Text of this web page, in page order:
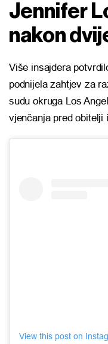
Jennifer
nakon
Više insajdera
podnijela zahtjev za
sudu okruga Los
vjenčanja pred obitelji
View this post on